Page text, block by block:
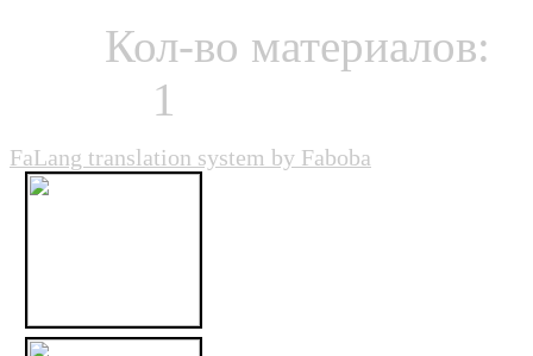
Кол-во материалов:
1
FaLang translation system by Faboba